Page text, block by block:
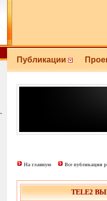
Публикации
На главную Все публикации
TELE2